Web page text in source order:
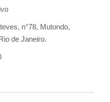
n°78, Mutondo,
de Janeiro.